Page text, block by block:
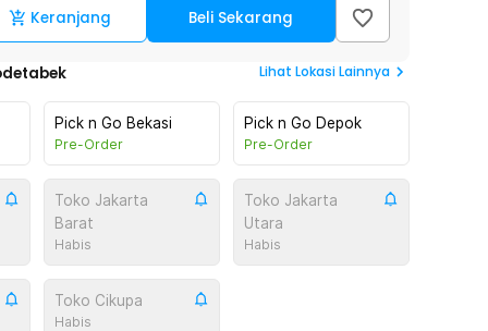
Keranjang Beli Sekarang
Lihat Lokasi Lainnya
Pick n Go Bekasi
Pre-Order
Pick n Go Depok
Pre-Order
Toko Jakarta
Barat
Habis
Toko Jakarta
Utara
Habis
Toko Cikupa
Habis